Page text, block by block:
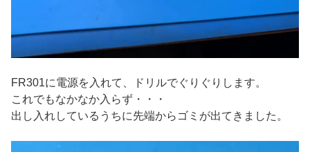
FR301に電源を入れて、ドリルでぐりぐりします。
これでもなかなか入らず・・・
出し入れしているうちに先端からゴミが出てきました。